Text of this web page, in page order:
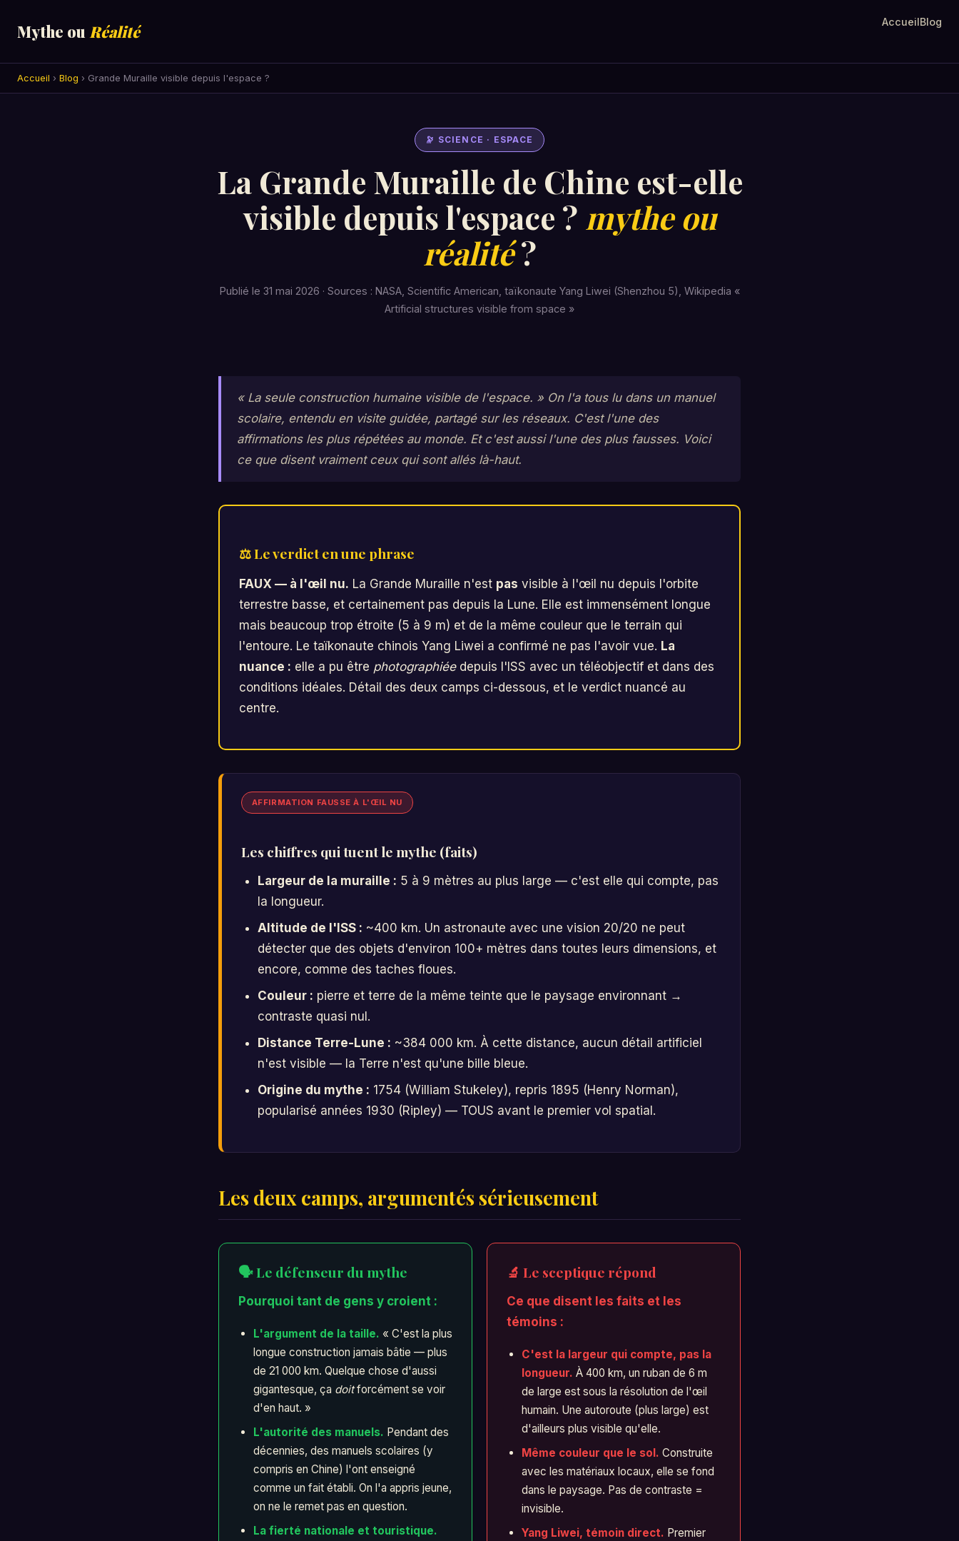
Mythe ou Réalité AccueilBlog
Accueil › Blog › Grande Muraille visible depuis l'espace ?
🔭 SCIENCE · ESPACE
La Grande Muraille de Chine est-elle
visible depuis l'espace ? mythe ou
réalité?
Publié le 31 mai 2026 · Sources : NASA, Scientific American, taïkonaute Yang Liwei (Shenzhou 5), Wikipedia «
Artificial structures visible from space »
« La seule construction humaine visible de l'espace. » On l'a tous lu dans un manuel
scolaire, entendu en visite guidée, partagé sur les réseaux. C'est l'une des
affirmations les plus répétées au monde. Et c'est aussi l'une des plus fausses. Voici
ce que disent vraiment ceux qui sont allés là-haut.
⚖ Le verdict en une phrase
FAUX — à l'œil nu. La Grande Muraille n'est pas visible à l'œil nu depuis l'orbite
terrestre basse, et certainement pas depuis la Lune. Elle est immensément longue
mais beaucoup trop étroite (5 à 9 m) et de la même couleur que le terrain qui
l'entoure. Le taïkonaute chinois Yang Liwei a confirmé ne pas l'avoir vue. La
nuance : elle a pu être photographiéedepuis l'ISS avec un téléobjectif et dans des
conditions idéales. Détail des deux camps ci-dessous, et le verdict nuancé au
centre.
AFFIRMATION FAUSSE À L'ŒIL NU
Les chiffres qui tuent le mythe (faits)
Largeur de la muraille : 5 à 9 mètres au plus large — c'est elle qui compte, pas
la longueur.
Altitude de l'ISS : ~400 km. Un astronaute avec une vision 20/20 ne peut
détecter que des objets d'environ 100+ mètres dans toutes leurs dimensions, et
encore, comme des taches floues.
Couleur : pierre et terre de la même teinte que le paysage environnant →
contraste quasi nul.
Distance Terre-Lune : ~384 000 km. À cette distance, aucun détail artificiel
n'est visible — la Terre n'est qu'une bille bleue.
Origine du mythe : 1754 (William Stukeley), repris 1895 (Henry Norman),
popularisé années 1930 (Ripley) — TOUS avant le premier vol spatial.
Les deux camps, argumentés sérieusement
🗣️ Le défenseur du mythe
Pourquoi tant de gens y croient :
L'argument de la taille. « C'est la plus
longue construction jamais bâtie — plus
de 21 000 km. Quelque chose d'aussi
gigantesque, ça doitforcément se voir
d'en haut. »
L'autorité des manuels. Pendant des
décennies, des manuels scolaires (y
compris en Chine) l'ont enseigné
comme un fait établi. On l'a appris jeune,
on ne le remet pas en question.
La fierté nationale et touristique.
🔬 Le sceptique répond
Ce que disent les faits et les
témoins :
C'est la largeur qui compte, pas la
longueur. À 400 km, un ruban de 6 m
de large est sous la résolution de l'œil
humain. Une autoroute (plus large) est
d'ailleurs plus visible qu'elle.
Même couleur que le sol. Construite
avec les matériaux locaux, elle se fond
dans le paysage. Pas de contraste =
invisible.
Yang Liwei, témoin direct. Premier